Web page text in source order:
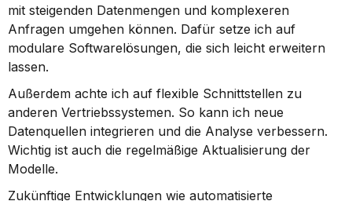
mit steigenden Datenmengen und komplexeren
Anfragen umgehen können. Dafür setze ich auf
modulare Softwarelösungen, die sich leicht erweitern
lassen.
Außerdem achte ich auf flexible Schnittstellen zu
anderen Vertriebssystemen. So kann ich neue
Datenquellen integrieren und die Analyse verbessern.
Wichtig ist auch die regelmäßige Aktualisierung der
Modelle.
Zukünftige Entwicklungen wie automatisierte